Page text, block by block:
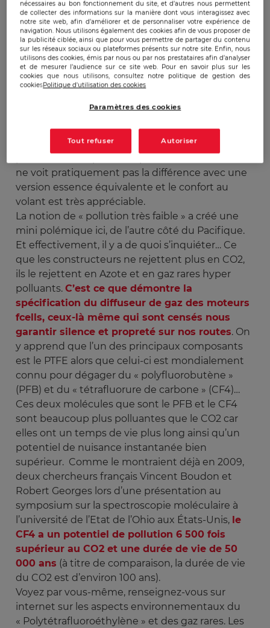
Publicado: 26/04/2011|Actualizado: 22/12/2023
« Je reviens de Corée où je suis allé visiter le cru
électriques « fuel cells » qui étaient à l’honneur.
Les constructeurs nous garantissent efficacité et
ne voit pratiquement pas la différence avec une
version essence équivalente et le confort au
volant est très appréciable.
La notion de « pollution très faible » a créé une
mini polémique ici, de l’autre côté du Pacifique.
Et effectivement, il y a de quoi s’inquiéter… Ce
que les constructeurs ne rejettent plus en CO2,
ils le rejettent en Azote et en gaz rares hyper
polluants. C’est ce que démontre la
spécification du diffuseur de gaz des moteurs
fcells, ceux-là même qui sont censés nous
garantir silence et propreté sur nos routes. On
y apprend que l’un des principaux composants
est le PTFE alors que celui-ci est mondialement
connu pour dégager du « polyfluorobutène »
(PFB) et du « tétrafluorure de carbone » (CF4)…
Ces deux molécules que sont le PFB et le CF4
sont beaucoup plus polluantes que le CO2 car
elles ont un temps de vie plus long ainsi qu’un
potentiel de nuisance instantanée bien
supérieur. Comme le montraient déjà en 2009,
deux chercheurs français Vincent Boudon et
Robert Georges lors d’une présentation au
symposium sur la spectroscopie moléculaire à
l’université de l’Etat de l’Ohio aux États-Unis, le
CF4 a un potentiel de pollution 6 500 fois
supérieur au CO2 et une durée de vie de 50
000 ans (à titre de comparaison, la durée de vie
du CO2 est d’environ 100 ans).
Voyez par vous-même, renseignez-vous sur
internet sur les aspects environnementaux du
« Polytétrafluoroéthylène » et des gaz rares. Les
nécessaires au bon fonctionnement du site, et d’autres nous permettent
de collecter des informations sur la manière dont vous interagissez avec
notre site web, afin d’améliorer et de personnaliser votre expérience de
navigation. Nous utilisons également des cookies afin de vous proposer de
la publicité ciblée, ainsi que pour vous permettre de partager du contenu
sur les réseaux sociaux ou plateformes présents sur notre site. Enfin, nous
utilisons des cookies, émis par nous ou par nos prestataires afin d’analyser
et de mesurer l’audience sur ce site web. Pour en savoir plus sur les
cookies que nous utilisons, consultez notre politique de gestion des
cookiesPolitique d'utilisation des cookies
Paramètres des cookies
Tout refuser Autoriser